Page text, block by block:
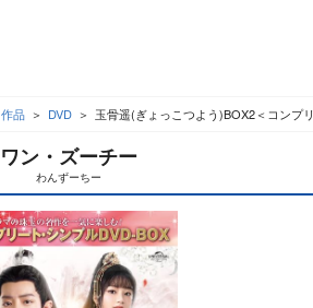
作品 DVD 玉骨遥(ぎょっこつよう)BOX2＜コンプ
ワン・ズーチー
わんずーちー